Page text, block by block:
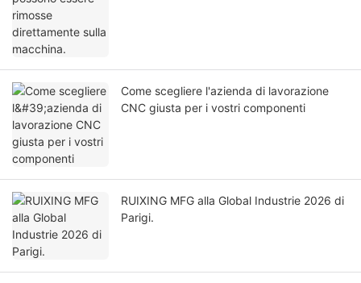
Come scegliere l'azienda di lavorazione
CNC giusta per i vostri componenti
RUIXING MFG alla Global Industrie 2026 di
Parigi.